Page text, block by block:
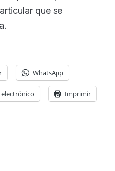
que se
WhatsApp
Imprimir